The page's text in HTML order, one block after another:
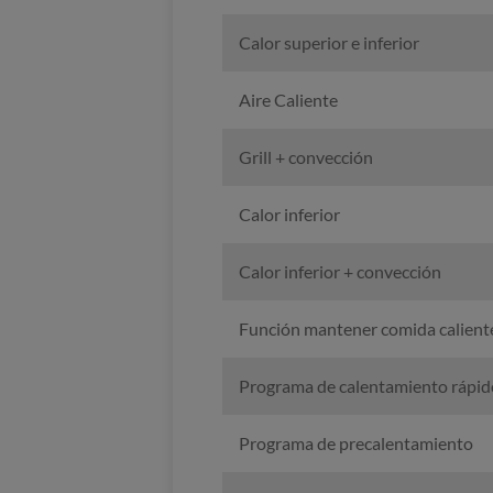
Calor superior e inferior
Aire Caliente
Grill + convección
Calor inferior
Calor inferior + convección
Función mantener comida
Programa de calentamiento
Programa de precalentamiento